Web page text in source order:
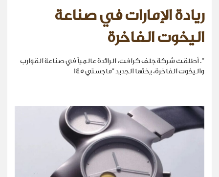
ريادة الإمارات في صناعة
اليخوت الفاخرة
". أطلقت شركة جلف كرافت، الرائدة عالمياً في صناعة القوارب
واليخوت الفاخرة، يختها الجديد "ماجستي 145